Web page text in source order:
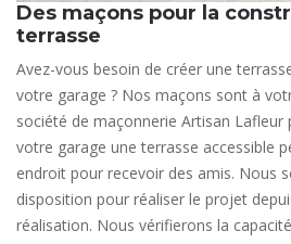
Des maçons pour la
terrasse
Avez-vous besoin de créer une
votre garage ? Nos maçons sont à
société de maçonnerie Artisan Lafleur
votre garage une terrasse accessible
endroit pour recevoir des amis. Nous
disposition pour réaliser le projet
réalisation. Nous vérifierons la